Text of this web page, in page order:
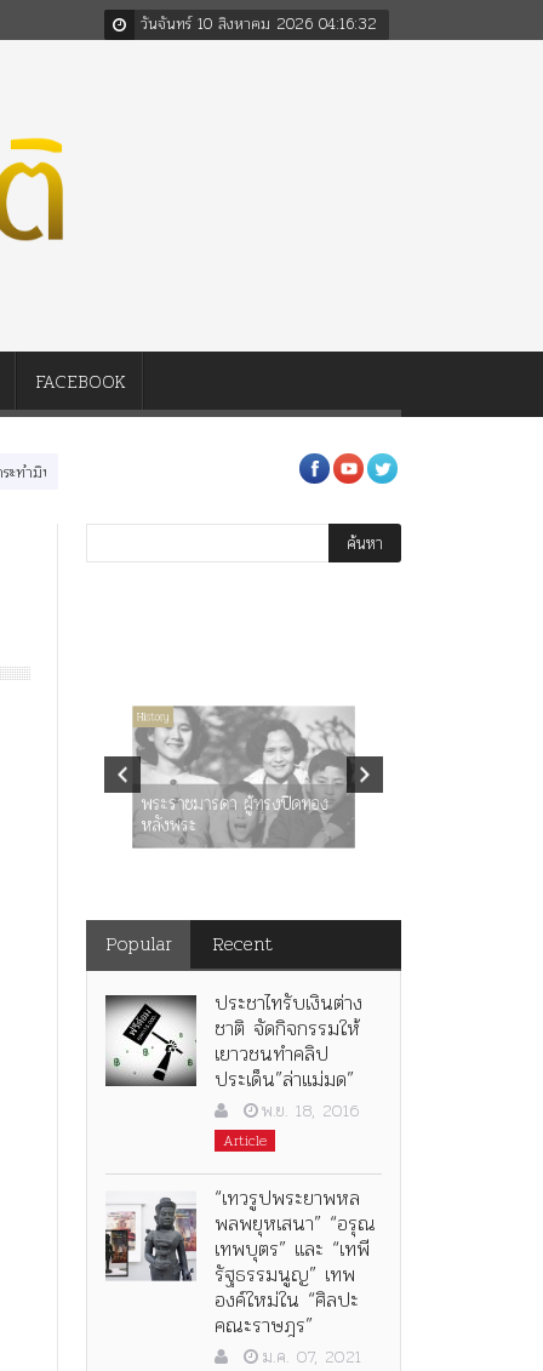
วันจันทร์ 10 สิงหาคม 2026 04:16:34
FACEBOOK
นหลวงสามรัชกาล ร่วมกว่า 80ปี ร.๖ สร้าง “จุฬาลงกรณ์มหาวิทยาลัย” ตามพระร
พระราชมารดา ผู้ทรงปิดทอง
หลังพระ
Popular Recent
ประชาไทรับเงินต่าง
ชาติ จัดกิจกรรมให้
เยาวชนทำคลิป
ประเด็น”ล่าแม่มด”
พ.ย. 18, 2016
Article
“เทวรูปพระยาพหล
พลพยุหเสนา” “อรุณ
เทพบุตร” และ “เทพี
รัฐธรรมนูญ” เทพ
องค์ใหม่ใน “ศิลปะ
คณะราษฎร”
ม.ค. 07, 2021